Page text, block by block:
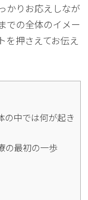
かりお応えしなが
での全体のイメー
を押さえてお伝え
中では何が起き
の最初の一歩